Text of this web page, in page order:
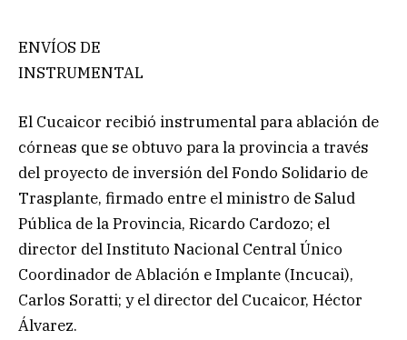
ENVÍOS DE
INSTRUMENTAL
El Cucaicor recibió instrumental para ablación de
córneas que se obtuvo para la provincia a través
del proyecto de inversión del Fondo Solidario de
Trasplante, firmado entre el ministro de Salud
Pública de la Provincia, Ricardo Cardozo; el
director del Instituto Nacional Central Único
Coordinador de Ablación e Implante (Incucai),
Carlos Soratti; y el director del Cucaicor, Héctor
Álvarez.